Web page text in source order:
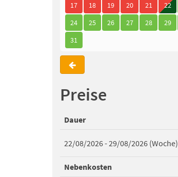
17
18 19 20 21 22
24
25 26 27 28 29
31
Preise
Dauer
22/08/2026 - 29/08/2026 (Woche)
Nebenkosten